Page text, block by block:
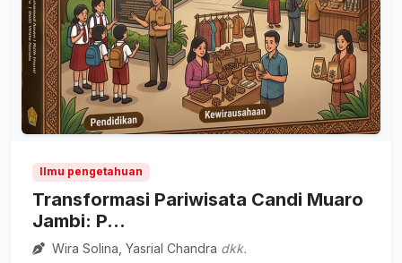
Ilmu pengetahuan
Transformasi Pariwisata Candi Muaro
Jambi: P...
Wira Solina, Yasrial Chandra dkk.